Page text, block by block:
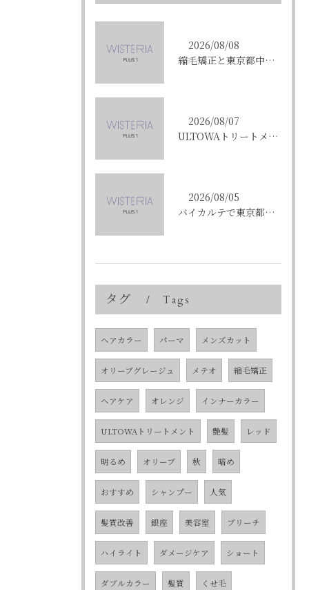
2026/08/08
縮毛矯正と東京都中央区銀座で叶える髪質改善のポイントと理想の仕上がりを徹底解説
2026/08/07
ULTOWAトリートメントで東京都中央区銀座の髪質改善を目指す人への効果と選び方ガイド
2026/08/05
バイカルテで東京都中央区銀座のエイジングケア悩みを解決する方法と正規品選びのポイント
タグ Tags
ヘアカラー パーマ メンズカット
オリーブグレージュ メテオ 縮毛矯正
ヘアケア オレンジ インナーカラー
ULTOWAトリートメント 艶髪 レッド
明るめ オリーブ 秋 暗め
おすすめ シャンプー 人気
髪質改善 銀座 美容室 ブリーチ
ハイライト ダメージケア ショート
ダブルカラー 髪質 くせ毛